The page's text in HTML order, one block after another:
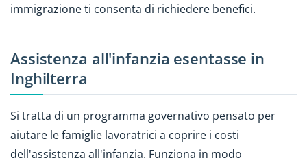
immigrazione ti consenta di richiedere benefici.
Assistenza all'infanzia esentasse in
Inghilterra
Si tratta di un programma governativo pensato per
aiutare le famiglie lavoratrici a coprire i costi
dell'assistenza all'infanzia. Funziona in modo